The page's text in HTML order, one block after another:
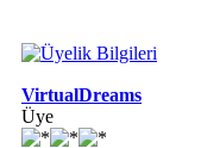
VirtualDreams
Üye